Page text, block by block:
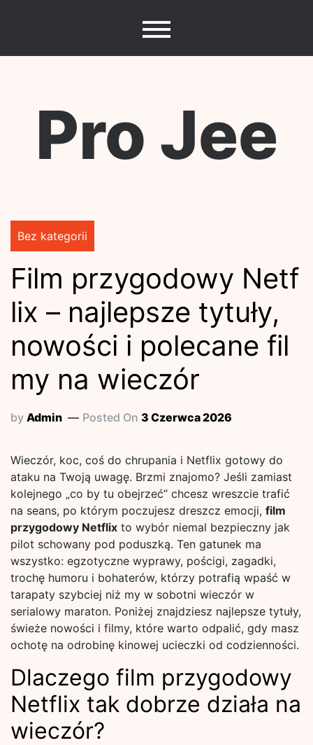
Pro Jee
Bez kategorii
Film przygodowy Netf
lix – najlepsze tytuły,
nowości i polecane fil
my na wieczór
by Admin Posted On 3 Czerwca 2026
Wieczór, koc, coś do chrupania i Netflix gotowy do
ataku na Twoją uwagę. Brzmi znajomo? Jeśli zamiast
kolejnego „co by tu obejrzeć” chcesz wreszcie trafić
na seans, po którym poczujesz dreszcz emocji, film
przygodowy Netflix to wybór niemal bezpieczny jak
pilot schowany pod poduszką. Ten gatunek ma
wszystko: egzotyczne wyprawy, pościgi, zagadki,
trochę humoru i bohaterów, którzy potrafią wpaść w
tarapaty szybciej niż my w sobotni wieczór w
serialowy maraton. Poniżej znajdziesz najlepsze tytuły,
świeże nowości i filmy, które warto odpalić, gdy masz
ochotę na odrobinę kinowej ucieczki od codzienności.
Dlaczego film przygodowy
Netflix tak dobrze działa na
wieczór?